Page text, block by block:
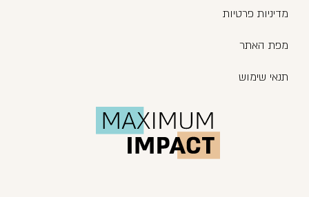
מדיניות פרטיות
מפת האתר
תנאי שימוש